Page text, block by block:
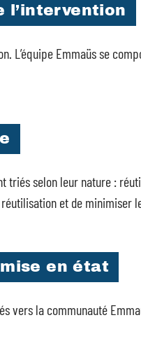
l’intervention
L’équipe Emmaüs se
triés selon leur nature :
et de minimiser
en état
vers la communauté